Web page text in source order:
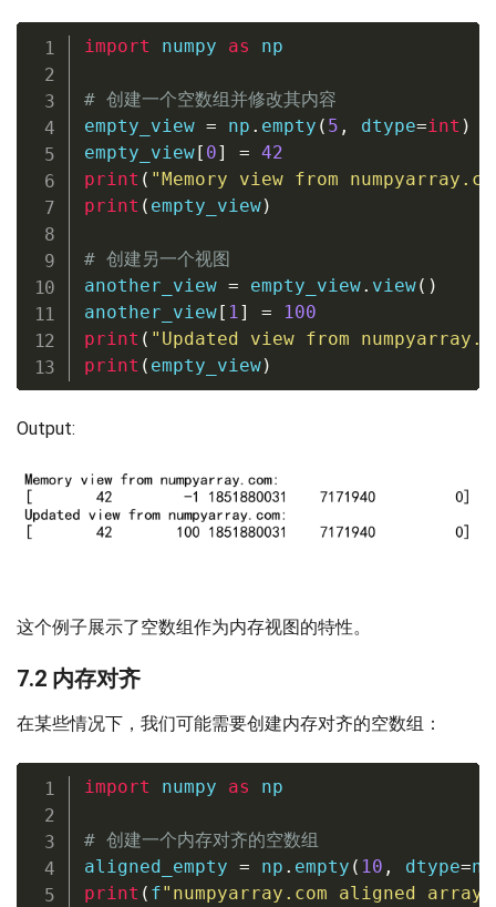
import numpy as np
# 创建一个空数组并修改其内容
empty_view = np . empty ( 5 , dtype=int )
empty_view[ 0] = 42
print ( "Memory view from
print ( empty_view)
# 创建另一个视图
another_view = empty_view. view( )
another_view[ 1] =
100
print ( "Updated view from
print ( empty_view)
Output:
这个例子展示了空数组作为内存视图的特性。
7.2 内存对齐
在某些情况下，我们可能需要创建内存对齐的空数组：
import numpy as np
# 创建一个内存对齐的空数组
aligned_empty = np . empty ( 10 , dtype=np
print ( f"numpyarray.com aligned